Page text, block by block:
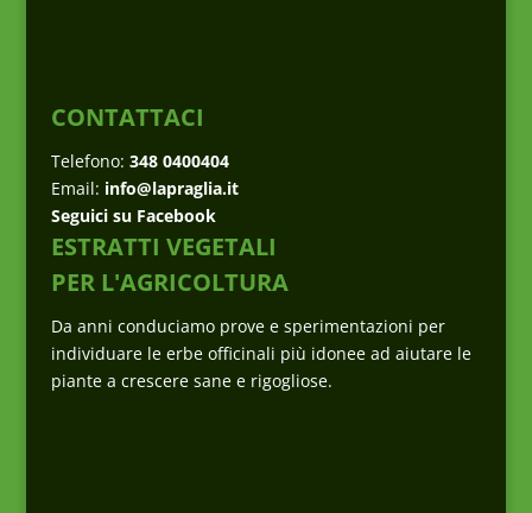
CONTATTACI
Telefono: 348 0400404
Email: info@lapraglia.it
Seguici su Facebook
ESTRATTI VEGETALI
PER L'AGRICOLTURA
Da anni conduciamo prove e sperimentazioni per
individuare le erbe officinali più idonee ad aiutare le
piante a crescere sane e rigogliose.